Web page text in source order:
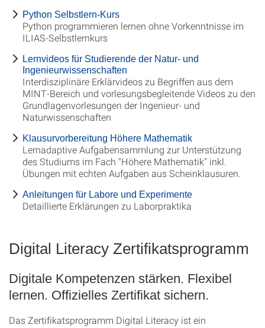
Python Selbstlern-Kurs
Python programmieren lernen ohne Vorkenntnisse im
ILIAS-Selbstlernkurs
Lernvideos für Studierende der Natur- und
Ingenieurwissenschaften
Interdisziplinäre Erklärvideos zu Begriffen aus dem
MINT-Bereich und vorlesungsbegleitende Videos zu den
Grundlagenvorlesungen der Ingenieur- und
Naturwissenschaften
Klausurvorbereitung Höhere Mathematik
Lernadaptive Aufgabensammlung zur Unterstützung
des Studiums im Fach "Höhere Mathematik" inkl.
Übungen mit echten Aufgaben aus Scheinklausuren.
Anleitungen für Labore und Experimente
Detaillierte Erklärungen zu Laborpraktika
Digital Literacy Zertifikatsprogramm
Digitale Kompetenzen stärken. Flexibel
lernen. Offizielles Zertifikat sichern.
Das Zertifikatsprogramm Digital Literacy ist ein